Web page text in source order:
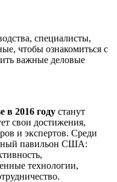
специалисты,
чтобы ознакомиться с
важные деловые
в 2016 году станут
свои достижения,
и экспертов. Среди
павильон США:
технологии,